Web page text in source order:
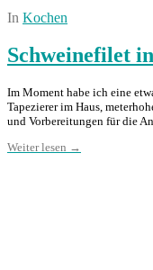
In Kochen
Schweinefilet
Im Moment habe ich eine
Tapezierer im Haus,
und Vorbereitungen für die
Weiter lesen →